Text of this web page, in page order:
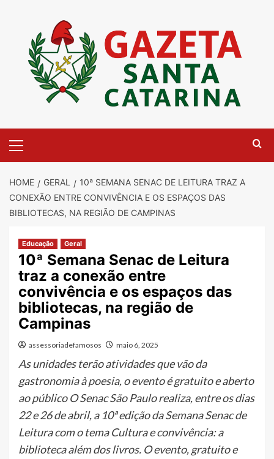
content
Menu
HOME GERAL
10ª SEMANA SENAC DE LEITURA TRAZ A
CONEXÃO ENTRE CONVIVÊNCIA E OS ESPAÇOS DAS
BIBLIOTECAS, NA REGIÃO DE CAMPINAS
Educação Geral
10ª Semana Senac de Leitura
traz a conexão entre
convivência e os espaços das
bibliotecas, na região de
Campinas
assessoriadefamosos maio 6, 2025
As unidades terão atividades que vão da
gastronomia à poesia, o evento é gratuito e aberto
ao público O Senac São Paulo realiza, entre os dias
22 e 26 de abril, a 10ª edição da Semana Senac de
Leitura com o tema Cultura e convivência: a
biblioteca além dos livros. O evento, gratuito e